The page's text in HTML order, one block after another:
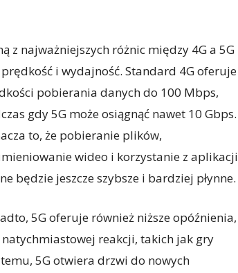
z najważniejszych różnic między 4G a 5G
i wydajność. Standard 4G oferuje
pobierania danych do 100 Mbps,
gdy 5G może osiągnąć nawet 10 Gbps.
to, że pobieranie plików,
wideo i korzystanie z aplikacji
będzie jeszcze szybsze i bardziej płynne.
5G oferuje również niższe opóźnienia,
reakcji, takich jak gry
5G otwiera drzwi do nowych